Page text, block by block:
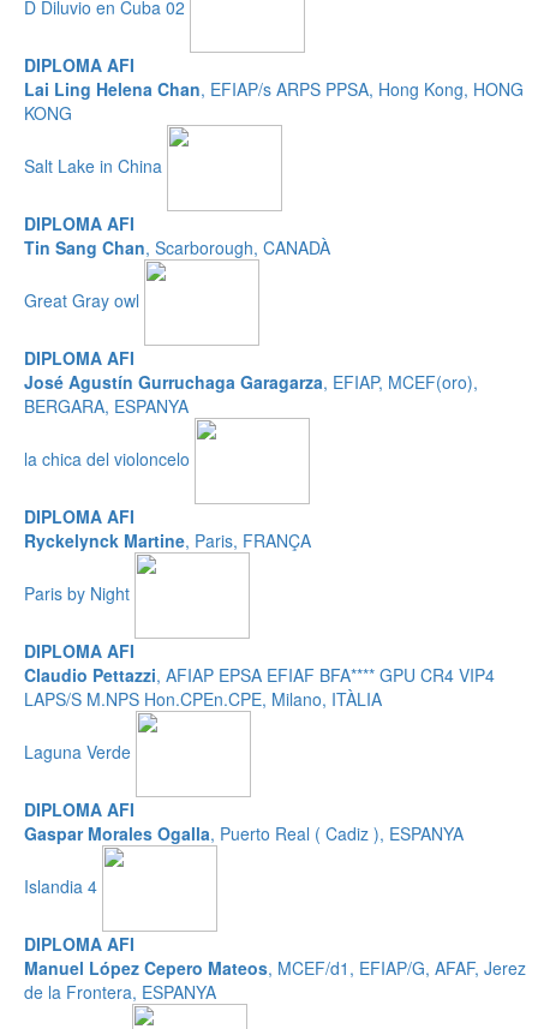
D Diluvio en Cuba 02
DIPLOMA AFI
Lai Ling Helena Chan, EFIAP/s ARPS PPSA, Hong Kong, HONG
KONG
Salt Lake in China
DIPLOMA AFI
Tin Sang Chan, Scarborough, CANADÀ
Great Gray owl
DIPLOMA AFI
José Agustín Gurruchaga Garagarza, EFIAP, MCEF(oro),
BERGARA, ESPANYA
la chica del violoncelo
DIPLOMA AFI
Ryckelynck Martine, Paris, FRANÇA
Paris by Night
DIPLOMA AFI
Claudio Pettazzi, AFIAP EPSA EFIAF BFA**** GPU CR4 VIP4
LAPS/S M.NPS Hon.CPEn.CPE, Milano, ITÀLIA
Laguna Verde
DIPLOMA AFI
Gaspar Morales Ogalla, Puerto Real ( Cadiz ), ESPANYA
Islandia 4
DIPLOMA AFI
Manuel López Cepero Mateos, MCEF/d1, EFIAP/G, AFAF, Jerez
de la Frontera, ESPANYA